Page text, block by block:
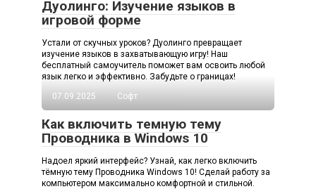
Дуолинго: Изучение языков в
игровой форме
Устали от скучных уроков? Дуолинго превращает
изучение языков в захватывающую игру! Наш
бесплатный самоучитель поможет вам освоить любой
язык легко и эффективно. Забудьте о границах!
07.09.2025
Софт
Как включить темную тему
Проводника в Windows 10
Надоел яркий интерфейс? Узнай, как легко включить
тёмную тему Проводника Windows 10! Сделай работу за
компьютером максимально комфортной и стильной.